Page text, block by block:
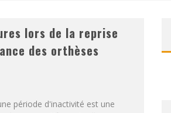
lors de la reprise
des orthèses
période d'inactivité est une